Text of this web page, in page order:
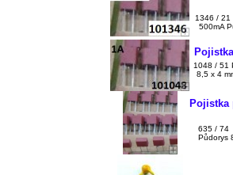
1346 / 21
500mA
1048 / 51
8,5 x 4
Pojistka
635 / 74
Půdorys